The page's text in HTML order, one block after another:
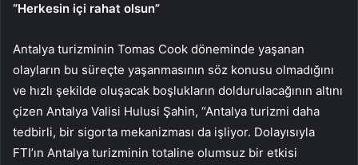
“Herkesin içi rahat olsun”
Antalya turizminin Tomas Cook döneminde yaşanan
olayların bu süreçte yaşanmasının söz konusu olmadığını
ve hızlı şekilde oluşacak boşlukların doldurulacağının altını
çizen Antalya Valisi Hulusi Şahin, “Antalya turizmi daha
tedbirli, bir sigorta mekanizması da işliyor. Dolayısıyla
FTI’ın Antalya turizminin totaline olumsuz bir etkisi